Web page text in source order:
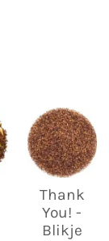
Thank
You! -
Blikje